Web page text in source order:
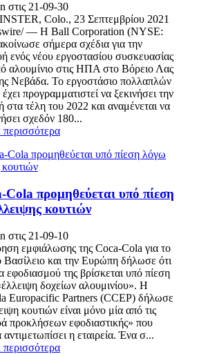
στις 21-09-30
Colo., 23 Σεπτεμβρίου 2021
— Η Ball Corporation (NYSE:
σήμερα σχέδια για την
ενός νέου εργοστασίου συσκευασίας
αλουμίνιο στις ΗΠΑ στο Βόρειο Λας
Νεβάδα. Το εργοστάσιο πολλαπλών
προγραμματιστεί να ξεκινήσει την
στα τέλη του 2022 και αναμένεται να
σχεδόν 180...
περισσότερα
προμηθεύεται υπό πίεση
κουτιών
στις 21-09-10
εμφιάλωσης της Coca-Cola για το
και την Ευρώπη δήλωσε ότι
εφοδιασμού της βρίσκεται υπό πίεση
δοχείων αλουμινίου». Η
Europacific Partners (CCEP) δήλωσε
κουτιών είναι μόνο μία από τις
προκλήσεων εφοδιαστικής» που
αντιμετωπίσει η εταιρεία. Ένα σ...
περισσότερα